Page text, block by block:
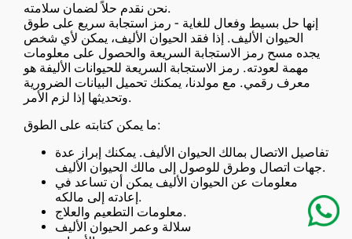
نحن نقدم حلاً لضمان سلامته.
إنها حل بسيط وفعال للغاية - رمز استجابة سريع على طوق
الحيوان الأليف. إذا فقد الحيوان الأليف، يمكن لأي شخص
يجده مسح رمز الاستجابة السريعة والحصول على معلومات
مهمة لعودته. رمز الاستجابة السريعة للحيوانات الأليفة هو
معرف رقمي. مع مولدنا، يمكنك تحميل البيانات الضرورية
وتحديثها إذا لزم الأمر.
ما يمكن كتابته على الطوق:
تفاصيل الاتصال بمالك الحيوان الأليف. يمكنك إبراز عدة
جهات اتصال وطرق للوصول إلى مالك الحيوان الأليف.
معلومات عن الحيوان الأليف يمكن أن تساعد في
إعادته إلى مالكه.
معلومات التطعيم والعلاج.
سلالة وعمر الحيوان الأليف